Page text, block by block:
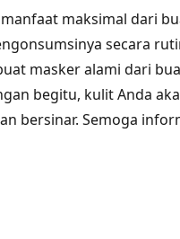
maksimal dari
secara
masker alami dari
begitu, kulit Anda
bersinar. Semoga